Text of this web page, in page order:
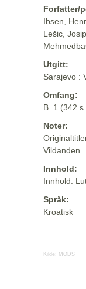
Forfatter/
Ibsen,
Lešic, Josip
Utgitt:
Sarajevo :
Omfang:
B. 1 (342
Noter:
Vildanden
Innhold:
Innhold:
Språk:
Kroatisk
Kilde: MODS